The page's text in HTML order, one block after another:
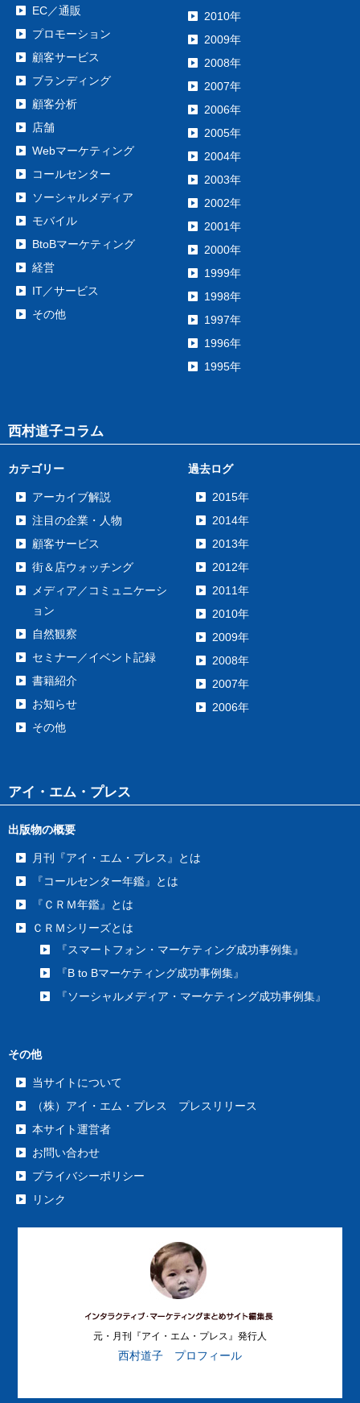
EC／通販
プロモーション
顧客サービス
ブランディング
顧客分析
店舗
Webマーケティング
コールセンター
ソーシャルメディア
モバイル
BtoBマーケティング
経営
IT／サービス
その他
2010年
2009年
2008年
2007年
2006年
2005年
2004年
2003年
2002年
2001年
2000年
1999年
1998年
1997年
1996年
1995年
西村道子コラム
カテゴリー
アーカイブ解説
注目の企業・人物
顧客サービス
街＆店ウォッチング
メディア／コミュニケーシ
ョン
自然観察
セミナー／イベント記録
書籍紹介
お知らせ
その他
過去ログ
2015年
2014年
2013年
2012年
2011年
2010年
2009年
2008年
2007年
2006年
アイ・エム・プレス
出版物の概要
月刊『アイ・エム・プレス』とは
『コールセンター年鑑』とは
『ＣＲＭ年鑑』とは
ＣＲＭシリーズとは
『スマートフォン・マーケティング成功事例集』
『B to Bマーケティング成功事例集』
『ソーシャルメディア・マーケティング成功事例集』
その他
当サイトについて
（株）アイ・エム・プレス プレスリリース
本サイト運営者
お問い合わせ
プライバシーポリシー
リンク
元・月刊『アイ・エム・プレス』発行人
西村道子 プロフィール